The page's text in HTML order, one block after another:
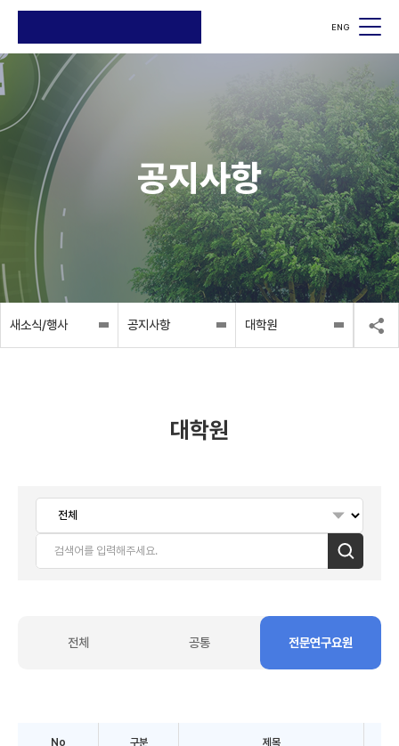
ENG
공지사항
새소식/행사 공지사항 대학원
대학원
검색
전체 공통 전문연구요원
No 구분 제목